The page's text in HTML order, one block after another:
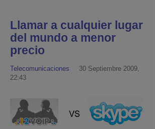
Llamar a cualquier lugar
del mundo a menor
precio
Telecomunicaciones
30 Septiembre 2009,
22:43